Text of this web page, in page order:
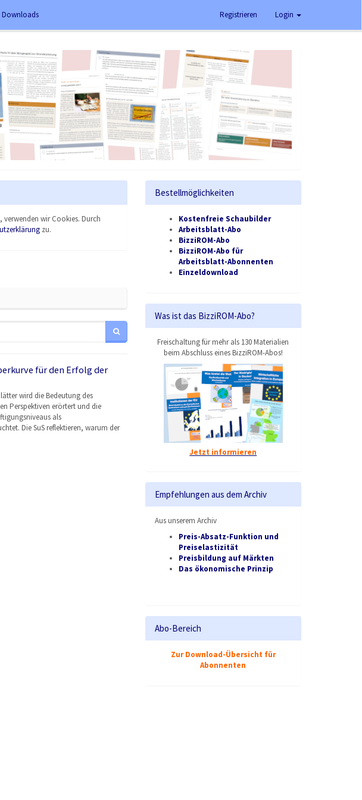
Downloads Registrieren Login
verwenden wir Cookies. Durch
zu.
für den Erfolg der
wird die Bedeutung des
Perspektiven erörtert und die
als
Die SuS reflektieren, warum der
Bestellmöglichkeiten
Kostenfreie Schaubilder
Arbeitsblatt-Abo
BizziROM-Abo
BizziROM-Abo für
Arbeitsblatt-Abonnenten
Einzeldownload
Was ist das BizziROM-Abo?
Freischaltung für mehr als 130 Materialien
beim Abschluss eines BizziROM-Abos!
Jetzt informieren
Empfehlungen aus dem Archiv
Aus unserem Archiv
Preis-Absatz-Funktion und
Preiselastizität
Preisbildung auf Märkten
Das ökonomische Prinzip
Abo-Bereich
Zur Download-Übersicht für
Abonnenten